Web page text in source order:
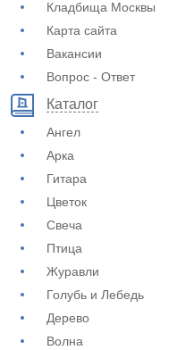
Кладбища Москвы
Карта сайта
Вакансии
Вопрос - Ответ
Каталог
Ангел
Арка
Гитара
Цветок
Свеча
Птица
Журавли
Голубь и Лебедь
Дерево
Волна